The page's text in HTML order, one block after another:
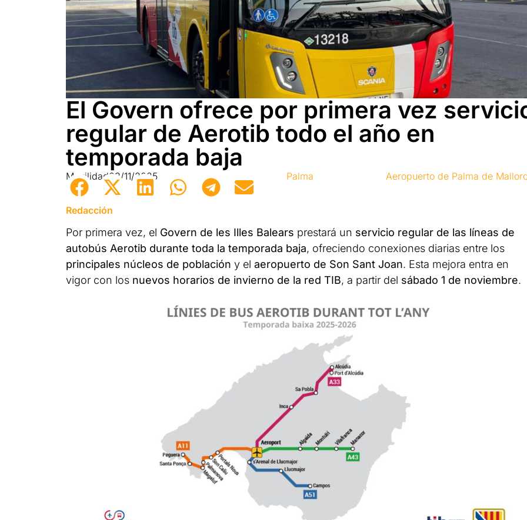
El Govern ofrece por primera vez
regular de Aerotib todo el año en
temporada baja
Movilidad03/11/2025 Palma Aeropuerto de Palma de
Redacción
Por primera vez, el Govern de les Illes Balears prestará un servicio regular de las líneas de
autobús Aerotib durante toda la temporada baja, ofreciendo conexiones diarias entre los
principales núcleos de población y el aeropuerto de Son Sant Joan. Esta mejora entra en
vigor con los nuevos horarios de invierno de la red TIB, a partir del sábado 1 de noviembre.